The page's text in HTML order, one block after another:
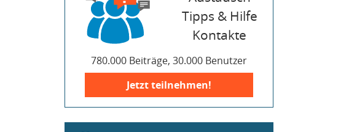
Tipps & Hilfe
Kontakte
780.000 Beiträge, 30.000 Benutzer
Jetzt teilnehmen!